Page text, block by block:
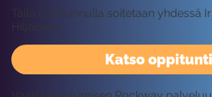
Katso oppitunti
Tällä oppitunnulla soitetaan yhdessä
Hiljaisuus.